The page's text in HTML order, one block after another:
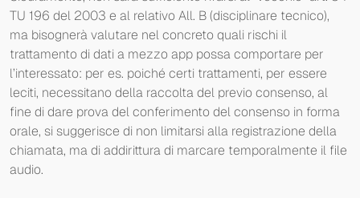
TU 196 del 2003 e al relativo All. B (disciplinare tecnico),
ma bisognerà valutare nel concreto quali rischi il
trattamento di dati a mezzo app possa comportare per
l’interessato: per es. poiché certi trattamenti, per essere
leciti, necessitano della raccolta del previo consenso, al
fine di dare prova del conferimento del consenso in forma
orale, si suggerisce di non limitarsi alla registrazione della
chiamata, ma di addirittura di marcare temporalmente il file
audio.